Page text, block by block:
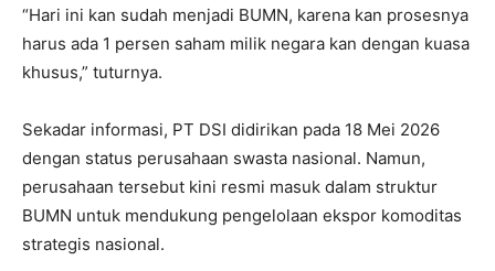
“Hari ini kan sudah menjadi BUMN, karena kan prosesnya
harus ada 1 persen saham milik negara kan dengan kuasa
khusus,” tuturnya.
Sekadar informasi, PT DSI didirikan pada 18 Mei 2026
dengan status perusahaan swasta nasional. Namun,
perusahaan tersebut kini resmi masuk dalam struktur
BUMN untuk mendukung pengelolaan ekspor komoditas
strategis nasional.